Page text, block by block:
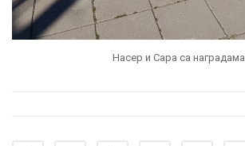
Насер и Сара са наградама